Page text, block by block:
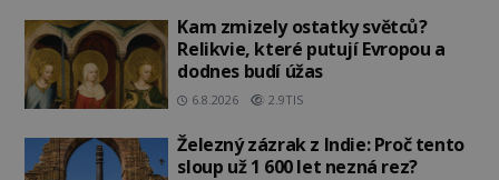
Kam zmizely ostatky světců?
Relikvie, které putují Evropou a
dodnes budí úžas
6.8.2026 2.9TIS
Železný zázrak z Indie: Proč tento
sloup už 1 600 let nezná rez?